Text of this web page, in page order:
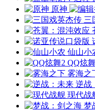
原神
三
仙山小
QQ炫
雾海之
逆战
现代战
梦